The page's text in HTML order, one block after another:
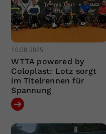
10.08.2025
WTTA powered by
Coloplast: Lotz sorgt
im Titelrennen für
Spannung